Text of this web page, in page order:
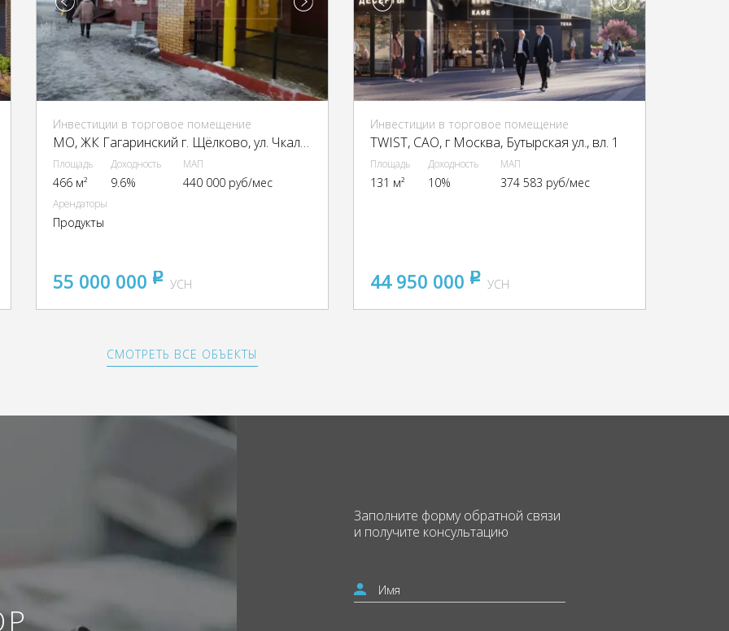
Инвестиции в торговое помещение
МО, ЖК Гагаринский г. Щёлково, ул. Чкаловская, д.1
Площадь
466 м²
Доходность
9.6%
МАП
440 000 руб/мес
Арендаторы
Продукты
55 000 000 pуб
УСН
Инвестиции в торговое помещение
TWIST, CАО, г Москва, Бутырская ул., вл. 1
Площадь
131 м²
Доходность
10%
МАП
374 583 руб/мес
44 950 000 pуб
УСН
СМОТРЕТЬ ВСЕ ОБЪЕКТЫ
Заполните формуобратной связи
и получите консультацию